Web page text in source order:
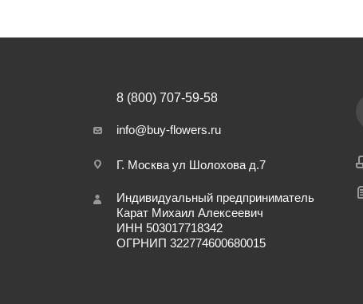
8 (800) 707-59-58
info@buy-flowers.ru
Г. Москва ул Шолохова д.7
Индивидуальный предприниматель
Карат Михаил Алексеевич
ИНН 503017718342
ОГРНИП 322774600680015